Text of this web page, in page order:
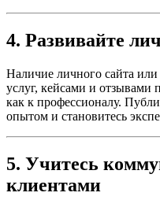
4. Развивайте
Наличие личного сайта
услуг, кейсами и отзывами
как к профессионалу.
опытом и становитесь
5. Учитесь
клиентами